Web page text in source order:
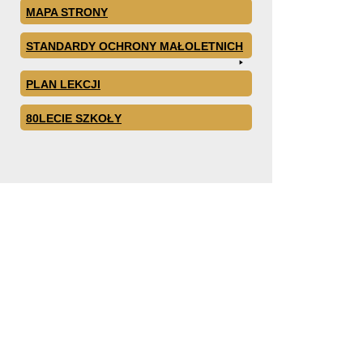
MAPA STRONY
STANDARDY OCHRONY MAŁOLETNICH
PLAN LEKCJI
80LECIE SZKOŁY